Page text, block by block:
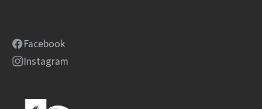
Facebook
Instagram